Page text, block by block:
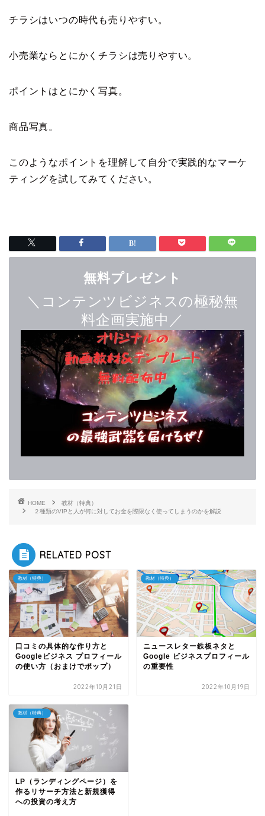
チラシはいつの時代も売りやすい。
小売業ならとにかくチラシは売りやすい。
ポイントはとにかく写真。
商品写真。
このようなポイントを理解して自分で実践的なマーケ
ティングを試してみてください。
無料プレゼント
＼コンテンツビジネスの極秘無
料企画実施中／
HOME
教材（特典）
２種類のVIPと人が何に対してお金を際限なく使ってしまうのかを解説
RELATED POST
教材（特典）
口コミの具体的な作り方と
Googleビジネス プロフィール
の使い方（おまけでポップ）
2022年10月21日
教材（特典）
ニュースレター鉄板ネタと
Google ビジネスプロフィール
の重要性
2022年10月19日
教材（特典）
LP（ランディングページ）を
作るリサーチ方法と新規獲得
への投資の考え方